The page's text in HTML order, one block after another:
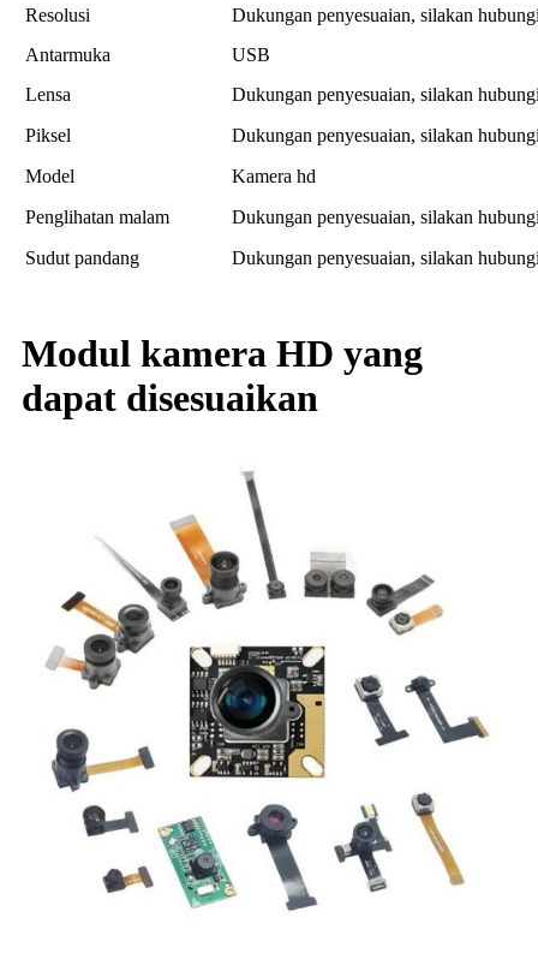
Resolusi
Dukungan penyesuaian, silakan
Antarmuka
USB
Lensa
Dukungan penyesuaian, silakan
Piksel
Dukungan penyesuaian, silakan
Model
Kamera hd
Penglihatan malam
Dukungan penyesuaian, silakan
Sudut pandang
Dukungan penyesuaian, silakan
Modul kamera HD yang
dapat disesuaikan